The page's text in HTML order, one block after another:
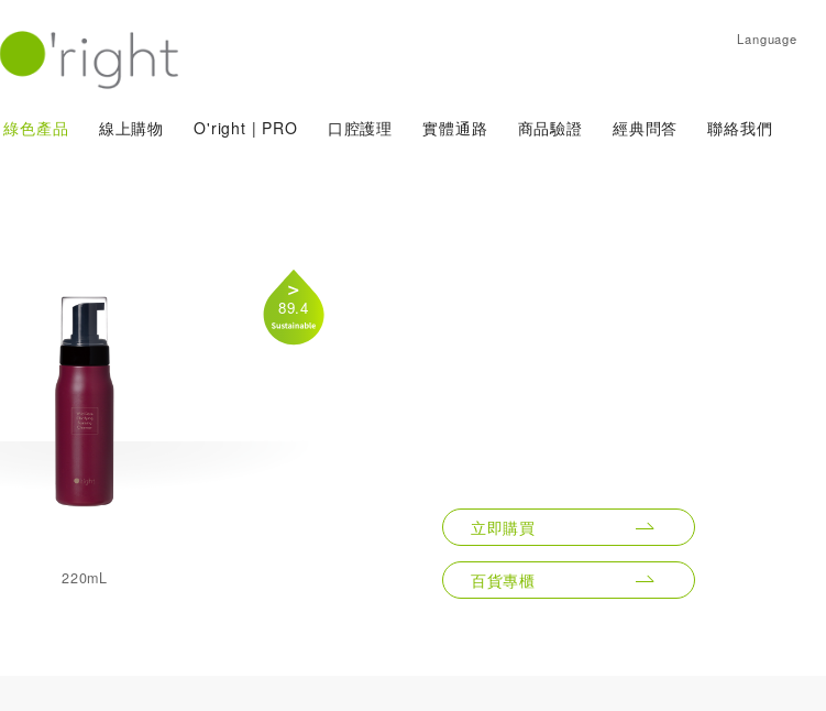
綠色產品 線上購物 O'right | PRO 口腔護理 實體通路 商品驗證 經典問答 聯絡我們
Language
220mL
89.4
立即購買
百貨專櫃